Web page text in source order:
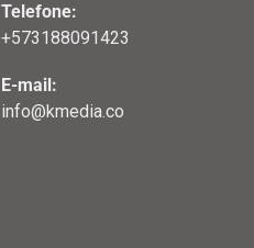
Telefone:
+573188091423
E-mail:
info@kmedia.co